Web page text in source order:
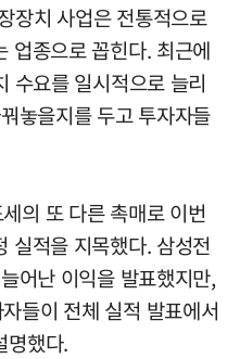
장치 사업은 전통적으로
업종으로 꼽힌다. 최근에
수요를 일시적으로 늘리
놓을지를 두고 투자자들
의 또 다른 촉매로 이번
실적을 지목했다. 삼성전
어난 이익을 발표했지만,
들이 전체 실적 발표에서
명했다.